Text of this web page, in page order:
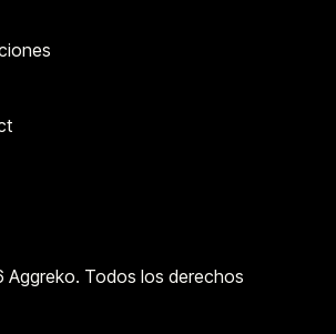
Todos los derechos